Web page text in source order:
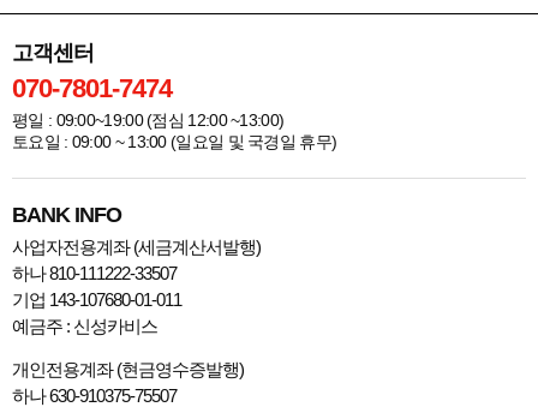
고객센터
070-7801-7474
평일 : 09:00~19:00 (점심 12:00 ~13:00)
토요일 : 09:00 ~ 13:00 (일요일 및 국경일 휴무)
BANK INFO
사업자전용계좌 (세금계산서발행)
하나 810-111222-33507
기업 143-107680-01-011
예금주 : 신성카비스
개인전용계좌 (현금영수증발행)
하나 630-910375-75507